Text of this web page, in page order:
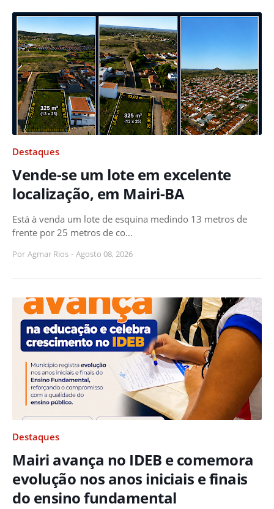
Destaques
Vende-se um lote em excelente
localização, em Mairi-BA
Está à venda um lote de esquina medindo 13 metros de
frente por 25 metros de co…
Por Agmar Rios - Agosto 08, 2026
Destaques
Mairi avança no IDEB e comemora
evolução nos anos iniciais e finais
do ensino fundamental